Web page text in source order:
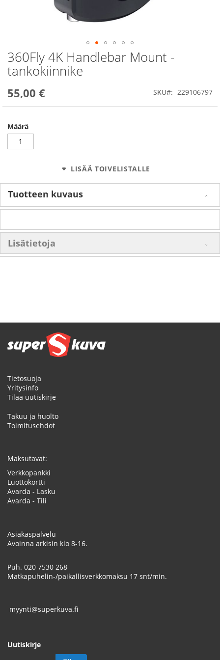
360Fly 4K Handlebar Mount -
tankokiinnike
55,00 € SKU 229106797
Määrä
LISÄÄ TOIVELISTALLE
Skip
to
the
of
images
Tuotteen kuvaus
Lisätietoja
Tietosuoja
Yritysinfo
Tilaa uutiskirje
Takuu ja huolto
Toimitusehdot
Maksutavat:
Verkkopankki
Luottokortti
Avarda - Lasku
Avarda - Tili
Asiakaspalvelu
Avoinna arkisin klo 8-16.
Puh. 020 7530 268
Matkapuhelin-/paikallisverkkomaksu 17 snt/min.
myynti@superkuva.fi
Uutiskirje